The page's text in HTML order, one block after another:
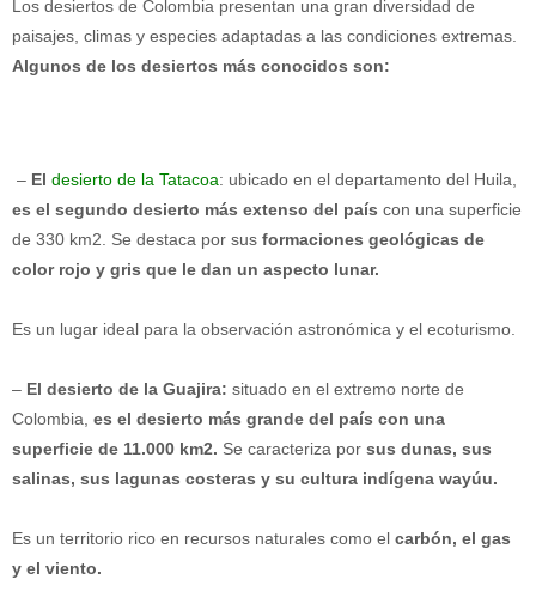
Los desiertos de Colombia presentan una gran diversidad de
paisajes, climas y especies adaptadas a las condiciones extremas.
Algunos de los desiertos más conocidos son:
– El desierto de la Tatacoa: ubicado en el departamento del Huila,
es el segundo desierto más extenso del país con una superficie
de 330 km2. Se destaca por sus formaciones geológicas de
color rojo y gris que le dan un aspecto lunar.
Es un lugar ideal para la observación astronómica y el ecoturismo.
– El desierto de la Guajira: situado en el extremo norte de
Colombia, es el desierto más grande del país con una
superficie de 11.000 km2. Se caracteriza por sus dunas, sus
salinas, sus lagunas costeras y su cultura indígena wayúu.
Es un territorio rico en recursos naturales como el carbón, el gas
y el viento.